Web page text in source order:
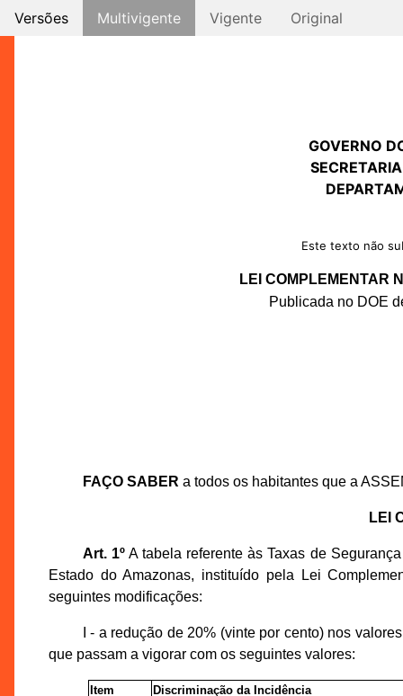
Versões Multivigente Vigente Original
GOVERNO
Este texto não
LEI COMPLEMENTAR
Publicada no DOE
FAÇO SABER a todos os habitantes que a
LEI
Art. 1ºA tabela referente às Taxas de
Estado do Amazonas, instituído pela Lei
seguintes modificações:
I - a redução de 20% (vinte por cento) nos
que passam a vigorar com os seguintes valores:
Item
Discriminação da Incidência